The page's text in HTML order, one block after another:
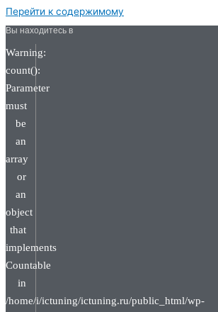
Перейти к содержимому
Вы находитесь в
Warning:
count():
Parameter
must
be
an
array
or
an
object
that
implements
Countable
in
/home/i/ictuning/ictuning.ru/public_html/wp-